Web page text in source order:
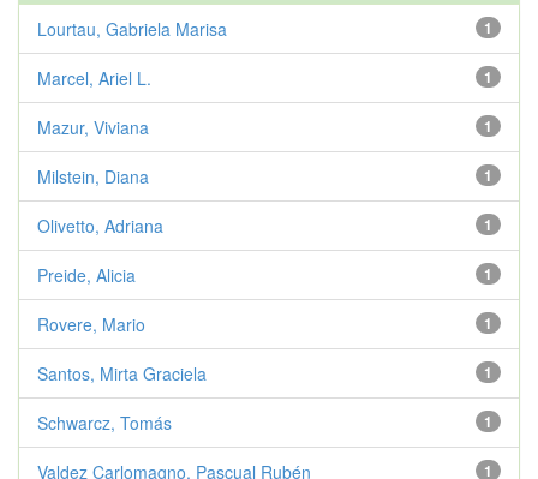
1
Lourtau, Gabriela Marisa
1
Marcel, Ariel L.
1
Mazur, Viviana
1
Milstein, Diana
1
Olivetto, Adriana
1
Preide, Alicia
1
Rovere, Mario
1
Santos, Mirta Graciela
1
Schwarcz, Tomás
1
Valdez Carlomagno, Pascual Rubén